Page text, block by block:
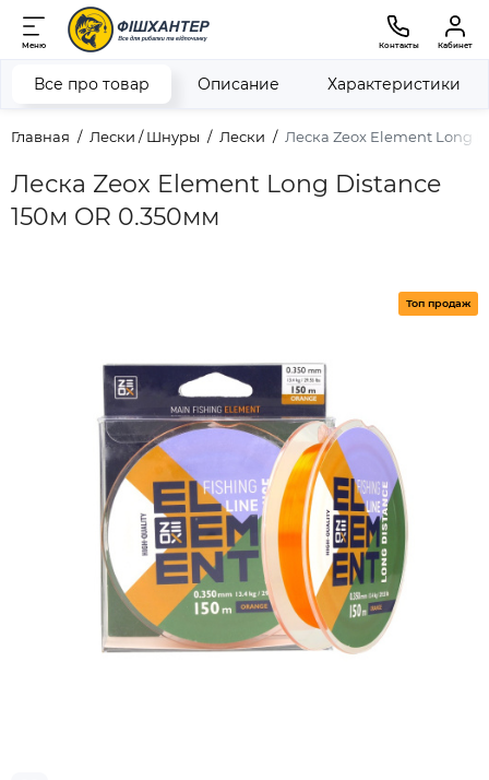
Меню Контакты Кабинет
Главная Лески / Шнуры Лески Леска Zeox Element Long
Леска Zeox Element Long Distance
150м OR 0.350мм
Все про товар Описание Характеристики
Топ продаж